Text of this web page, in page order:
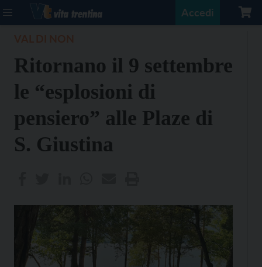
Accedi
Ritornano il 9 settembre
le “esplosioni di
pensiero” alle Plaze di
S. Giustina